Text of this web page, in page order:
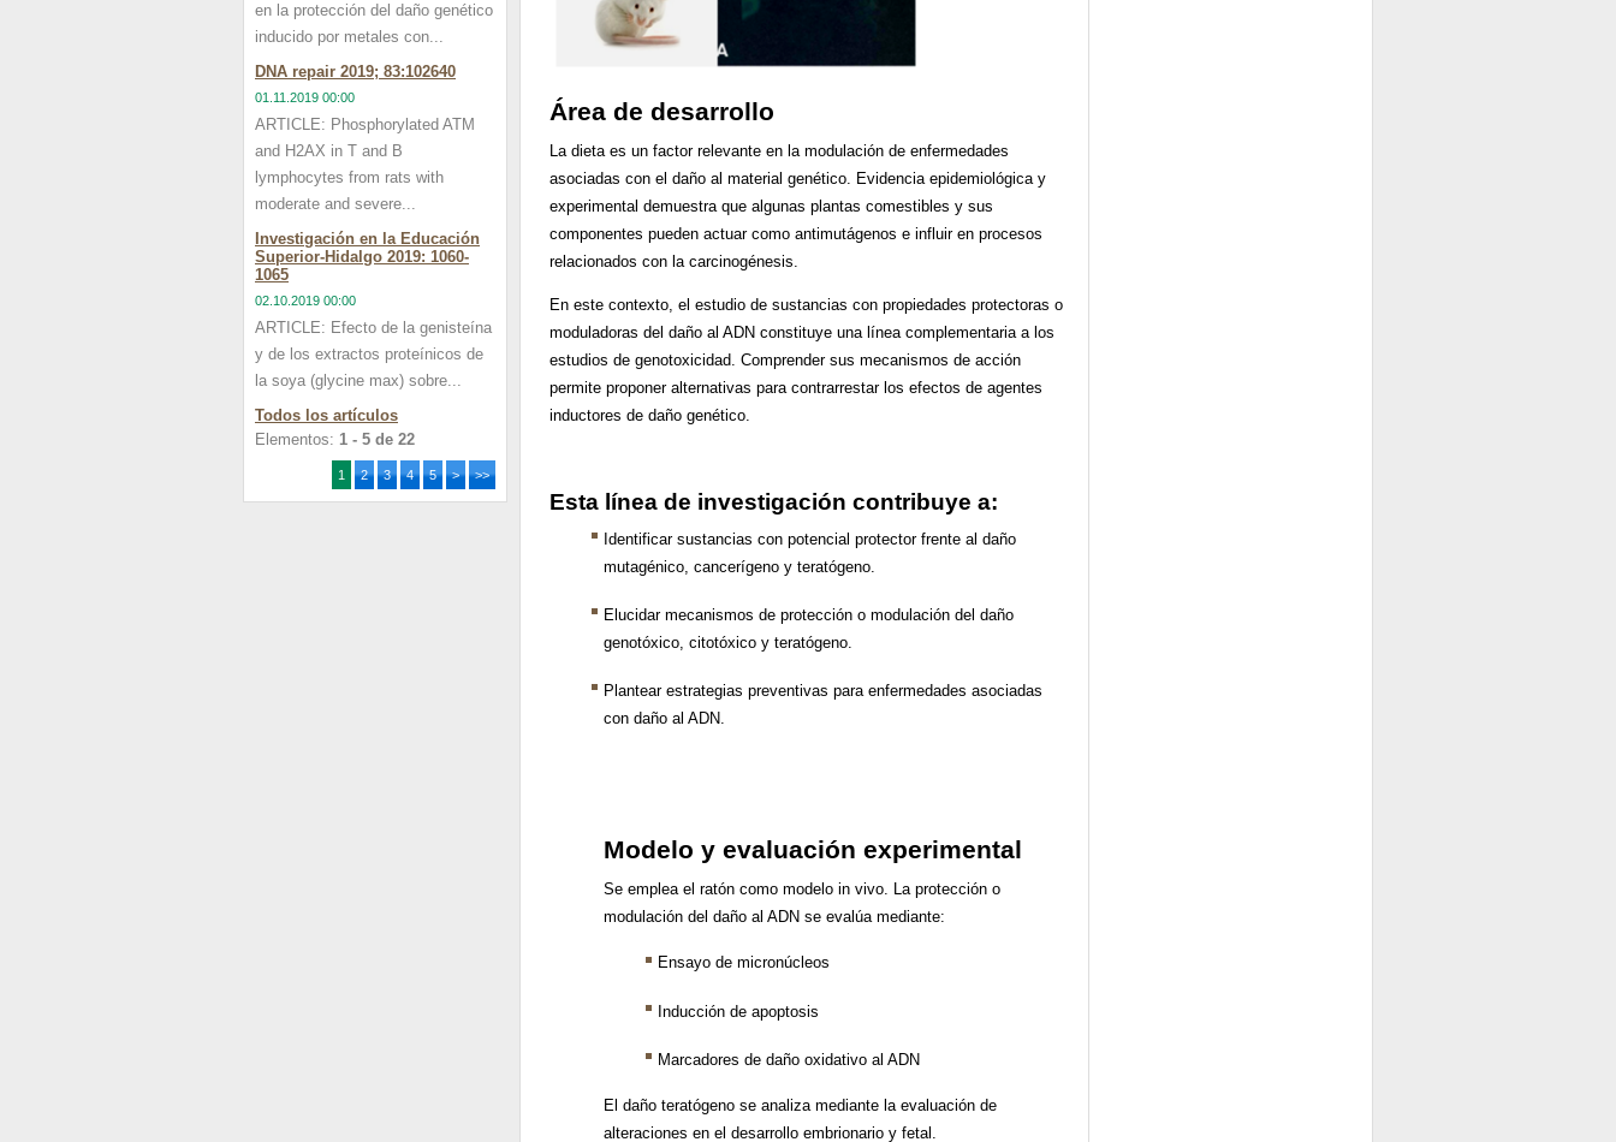
en la protección del daño genético
inducido por metales con...
DNA repair 2019; 83:102640
01.11.2019 00:00
ARTICLE: Phosphorylated ATM
and H2AX in T and B
lymphocytes from rats with
moderate and severe...
Investigación en la Educación
Superior-Hidalgo 2019: 1060-
1065
02.10.2019 00:00
ARTICLE: Efecto de la genisteína
y de los extractos proteínicos de
la soya (glycine max) sobre...
Todos los artículos
Elementos: 1 - 5 de 22
1 2 3 4 5 > >>
Área de desarrollo
La dieta es un factor relevante en la modulación de enfermedades
asociadas con el daño al material genético. Evidencia epidemiológica y
experimental demuestra que algunas plantas comestibles y sus
componentes pueden actuar como antimutágenos e influir en procesos
relacionados con la carcinogénesis.
En este contexto, el estudio de sustancias con propiedades protectoras o
moduladoras del daño al ADN constituye una línea complementaria a los
estudios de genotoxicidad. Comprender sus mecanismos de acción
permite proponer alternativas para contrarrestar los efectos de agentes
inductores de daño genético.
Esta línea de investigación contribuye a:
Identificar sustancias con potencial protector frente al daño
mutagénico, cancerígeno y teratógeno.
Elucidar mecanismos de protección o modulación del daño
genotóxico, citotóxico y teratógeno.
Plantear estrategias preventivas para enfermedades asociadas
con daño al ADN.
Modelo y evaluación experimental
Se emplea el ratón como modelo in vivo. La protección o
modulación del daño al ADN se evalúa mediante:
Ensayo de micronúcleos
Inducción de apoptosis
Marcadores de daño oxidativo al ADN
El daño teratógeno se analiza mediante la evaluación de
alteraciones en el desarrollo embrionario y fetal.